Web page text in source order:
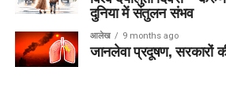
दुनिया में संतुलन संभव
आलेख 9 months ago
जानलेवा प्रदूषण, सरकारों